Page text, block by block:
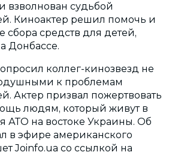
взволнован судьбой
Киноактер решил помочь и
сбора средств для детей,
Донбассе.
коллег-кинозвезд не
к проблемам
Актер призвал пожертвовать
людям, который живут в
АТО на востоке Украины. Об
в эфире американского
Joinfo.ua со ссылкой на